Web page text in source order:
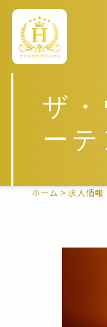
ザ
ー
ホーム >求人情報